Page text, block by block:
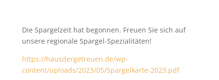
Die Spargelzeit hat begonnen. Freuen Sie sich auf
unsere regionale Spargel-Spezialitäten!
https://hausdergetreuen.de/wp-
content/uploads/2023/05/Spargelkarte-2023.pdf